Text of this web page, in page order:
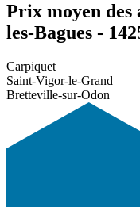
Prix moyen
les-Bagues -
Carpiquet
Saint-Vigor-le-Grand
Bretteville-sur-Odon